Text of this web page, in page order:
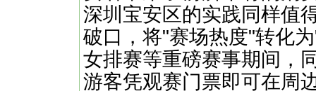
深圳宝安区的实践同样值
破口，将"赛场热度"转化
女排赛等重磅赛事期间，
游客凭观赛门票即可在周